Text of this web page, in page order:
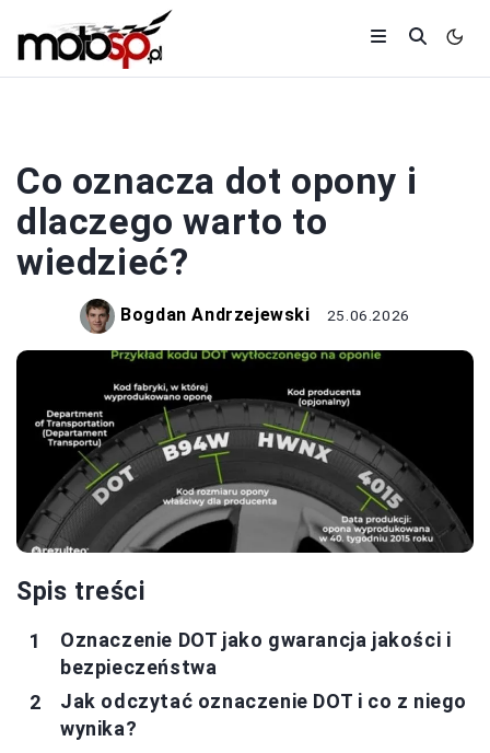
Co oznacza dot opony i
dlaczego warto to
wiedzieć?
Bogdan Andrzejewski 25.06.2026
Spis treści
Oznaczenie DOT jako gwarancja jakości i
bezpieczeństwa
Jak odczytać oznaczenie DOT i co z niego
wynika?